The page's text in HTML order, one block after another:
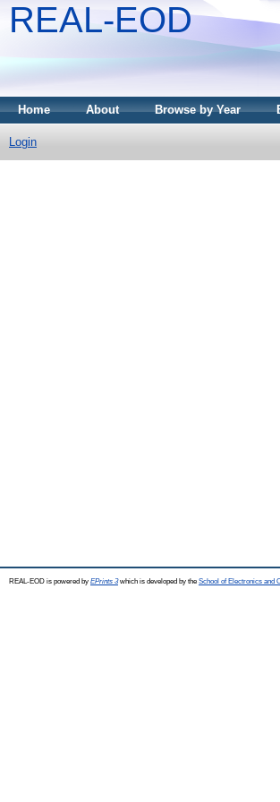
REAL-EOD
Home About Browse by Year
Login
REAL-EOD is powered by EPrints 3which is developed by the School of Electronics and